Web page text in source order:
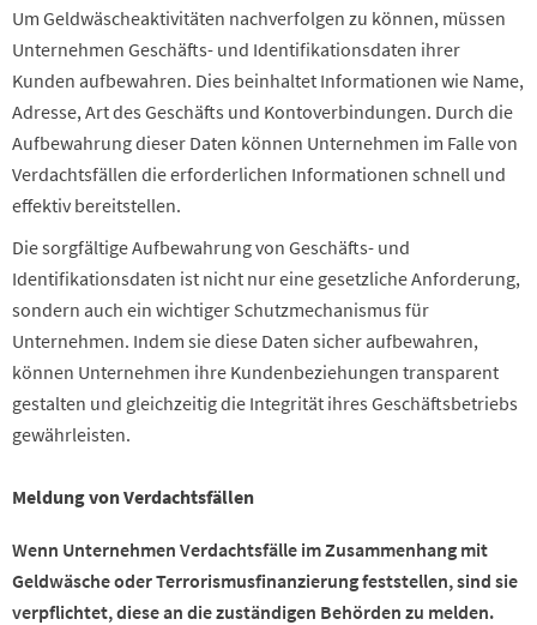
Um Geldwäscheaktivitäten nachverfolgen zu können, müssen
Unternehmen Geschäfts- und Identifikationsdaten ihrer
Kunden aufbewahren. Dies beinhaltet Informationen wie Name,
Adresse, Art des Geschäfts und Kontoverbindungen. Durch die
Aufbewahrung dieser Daten können Unternehmen im Falle von
Verdachtsfällen die erforderlichen Informationen schnell und
effektiv bereitstellen.
Die sorgfältige Aufbewahrung von Geschäfts- und
Identifikationsdaten ist nicht nur eine gesetzliche Anforderung,
sondern auch ein wichtiger Schutzmechanismus für
Unternehmen. Indem sie diese Daten sicher aufbewahren,
können Unternehmen ihre Kundenbeziehungen transparent
gestalten und gleichzeitig die Integrität ihres Geschäftsbetriebs
gewährleisten.
Meldung von Verdachtsfällen
Wenn Unternehmen Verdachtsfälle im Zusammenhang mit
Geldwäsche oder Terrorismusfinanzierung feststellen, sind sie
verpflichtet, diese an die zuständigen Behörden zu melden.